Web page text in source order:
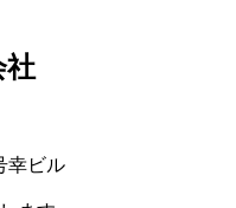
社
幸ビル